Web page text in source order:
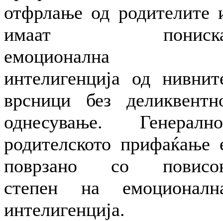
отфрлање од родителите
имаат
емоционална
интелигенција од
врсници без
однесување.
родителското прифаќање
поврзано со
степен на
интелигенција.